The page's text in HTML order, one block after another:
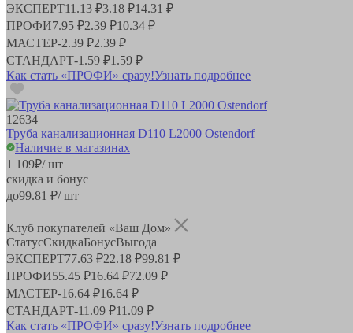
ЭКСПЕРТ11.13 ₽3.18 ₽14.31 ₽
ПРОФИ7.95 ₽2.39 ₽10.34 ₽
МАСТЕР-2.39 ₽2.39 ₽
СТАНДАРТ-1.59 ₽1.59 ₽
Как стать «ПРОФИ» сразу!Узнать подробнее
12634
Труба канализационная D110 L2000 Ostendorf
Наличие в магазинах
1 109₽/ шт
скидка и бонус
до99.81 ₽/ шт
Клуб покупателей «Ваш Дом»
СтатусСкидкаБонусВыгода
ЭКСПЕРТ77.63 ₽22.18 ₽99.81 ₽
ПРОФИ55.45 ₽16.64 ₽72.09 ₽
МАСТЕР-16.64 ₽16.64 ₽
СТАНДАРТ-11.09 ₽11.09 ₽
Как стать «ПРОФИ» сразу!Узнать подробнее